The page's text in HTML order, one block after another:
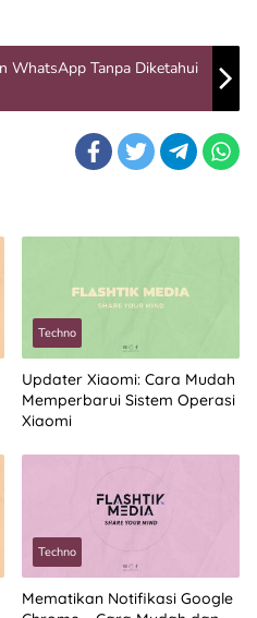
WhatsApp Tanpa Diketahui
Techno
Updater Xiaomi: Cara Mudah
Memperbarui Sistem Operasi
Xiaomi
Techno
Mematikan Notifikasi Google